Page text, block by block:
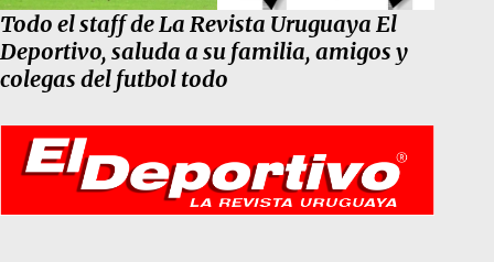
Todo el staff de La Revista Uruguaya El
Deportivo, saluda a su familia, amigos y
colegas del futbol todo